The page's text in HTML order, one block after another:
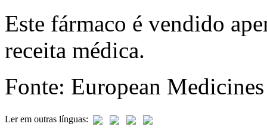
Este fármaco é vendido
receita médica.
Fonte: European
Ler em outras línguas: